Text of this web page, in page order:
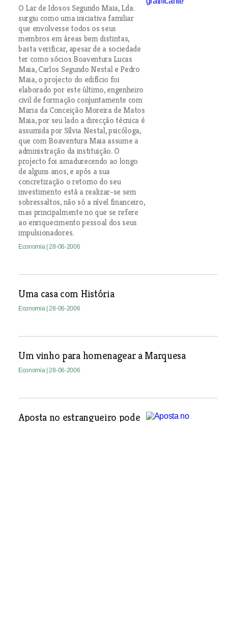
O Lar de Idosos Segundo Maia, Lda.
surgiu como uma iniciativa familiar
que envolvesse todos os seus
membros em áreas bem distintas,
basta verificar, apesar de a sociedade
ter como sócios Boaventura Lucas
Maia, Carlos Segundo Nestal e Pedro
Maia, o projecto do edifício foi
elaborado por este último, engenheiro
civil de formação conjuntamente com
Maria da Conceição Moreira de Matos
Maia, por seu lado a direcção técnica é
assumida por Sílvia Nestal, psicóloga,
que com Boaventura Maia assume a
administração da instituição. O
projecto foi amadurecendo ao longo
de alguns anos, e após a sua
concretização o retorno do seu
investimento está a realizar-se sem
sobressaltos, não só a nível financeiro,
mas principalmente no que se refere
ao enriquecimento pessoal dos seus
impulsionadores.
Economia | 28-06-2006
Uma casa com História
Economia | 28-06-2006
Um vinho para homenagear a Marquesa
Economia | 28-06-2006
Aposta no estrangueiro pode